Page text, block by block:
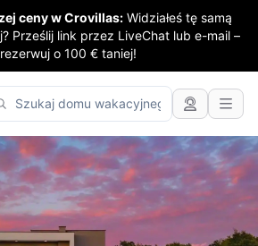
ceny w Crovillas: Widziałeś tę samą
Prześlij link przez LiveChat lub e-mail –
o 100 € taniej!